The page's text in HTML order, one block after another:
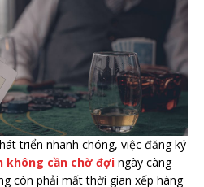
triển nhanh chóng, việc đăng ký
không cần chờ đợi ngày càng
còn phải mất thời gian xếp hàng